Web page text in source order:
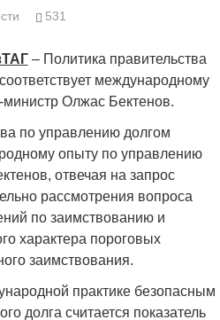
531
– Политика правительства
международному
министр Олжас Бектенов.
по управлению долгом
опыту по управлению
отвечая на запрос
рассмотрения вопроса
по заимствованию и
характера пороговых
заимствования.
практике безопасным
долга считается показатель